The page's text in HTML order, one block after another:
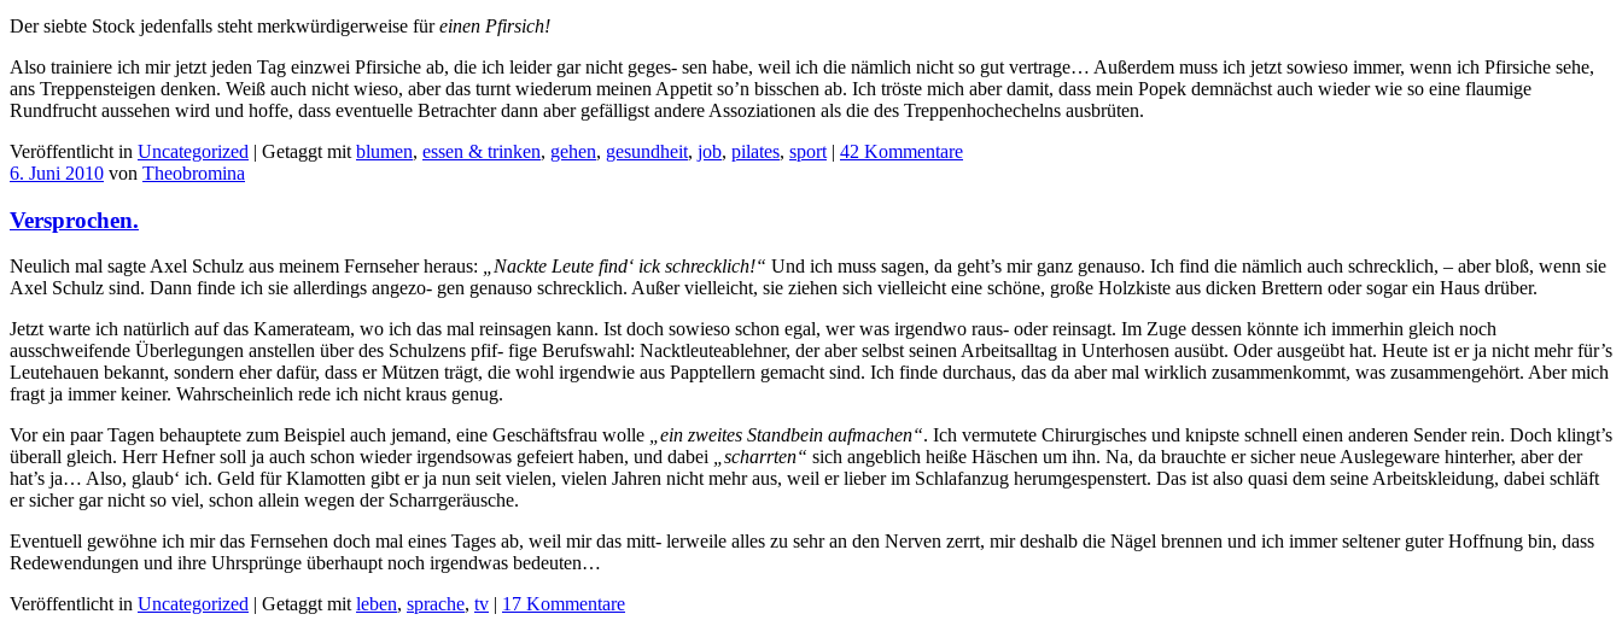
Der siebte Stock jedenfalls steht merkwürdigerweise füreinen Pfirsich!
Also trainiere ich mir jetzt jeden Tag einzwei Pfirsiche ab, die ich leider gar nicht geges- sen habe, weil ich die nämlich nicht so gut vertrage… Außerdem muss ich jetzt sowieso immer, wenn ich Pfirsiche sehe,
ans Treppensteigen denken. Weiß auch nicht wieso, aber das turnt wiederum meinen Appetit so’n bisschen ab. Ich tröste mich aber damit, dass mein Popek demnächst auch wieder wie so eine flaumige
Rundfrucht aussehen wird und hoffe, dass eventuelle Betrachter dann aber gefälligst andere Assoziationen als die des Treppenhochechelns ausbrüten.
Veröffentlicht in Uncategorized | Getaggt mit blumen, essen & trinken, gehen, gesundheit, job, pilates, sport | 42 Kommentare
6. Juni 2010 von Theobromina
Versprochen.
Neulich mal sagte Axel Schulz aus meinem Fernseher heraus: „Nackte Leute find‘ ick schrecklich!“ Und ich muss sagen, da geht’s mir ganz genauso. Ich find die nämlich auch schrecklich, – aber bloß, wenn sie
Axel Schulz sind. Dann finde ich sie allerdings angezo- gen genauso schrecklich. Außer vielleicht, sie ziehen sich vielleicht eine schöne, große Holzkiste aus dicken Brettern oder sogar ein Haus drüber.
Jetzt warte ich natürlich auf das Kamerateam, wo ich das mal reinsagen kann. Ist doch sowieso schon egal, wer was irgendwo raus- oder reinsagt. Im Zuge dessen könnte ich immerhin gleich noch
ausschweifende Überlegungen anstellen über des Schulzens pfif- fige Berufswahl: Nacktleuteablehner, der aber selbst seinen Arbeitsalltag in Unterhosen ausübt. Oder ausgeübt hat. Heute ist er ja nicht mehr für’s
Leutehauen bekannt, sondern eher dafür, dass er Mützen trägt, die wohl irgendwie aus Papptellern gemacht sind. Ich finde durchaus, das da aber mal wirklich zusammenkommt, was zusammengehört. Aber mich
fragt ja immer keiner. Wahrscheinlich rede ich nicht kraus genug.
Vor ein paar Tagen behauptete zum Beispiel auch jemand, eine Geschäftsfrau wolle
„ein zweites Standbein aufmachen“. Ich vermutete Chirurgisches und knipste schnell einen anderen Sender rein. Doch klingt’s
überall gleich. Herr Hefner soll ja auch schon wieder irgendsowas gefeiert haben, und dabei
„scharrten“ sich angeblich heiße Häschen um ihn. Na, da brauchte er sicher neue Auslegeware hinterher, aber der
hat’s ja… Also, glaub‘ ich. Geld für Klamotten gibt er ja nun seit vielen, vielen Jahren nicht mehr aus, weil er lieber im Schlafanzug herumgespenstert. Das ist also quasi dem seine Arbeitskleidung, dabei schläft
er sicher gar nicht so viel, schon allein wegen der Scharrgeräusche.
Eventuell gewöhne ich mir das Fernsehen doch mal eines Tages ab, weil mir das mitt- lerweile alles zu sehr an den Nerven zerrt, mir deshalb die Nägel brennen und ich immer seltener guter Hoffnung bin, dass
Redewendungen und ihre Uhrsprünge überhaupt noch irgendwas bedeuten…
Veröffentlicht in Uncategorized | Getaggt mit leben, sprache, tv | 17 Kommentare